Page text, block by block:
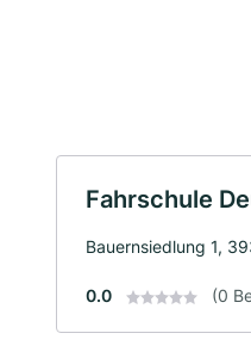
Fahrschule
Bauernsiedlung 1,
0.0 (0